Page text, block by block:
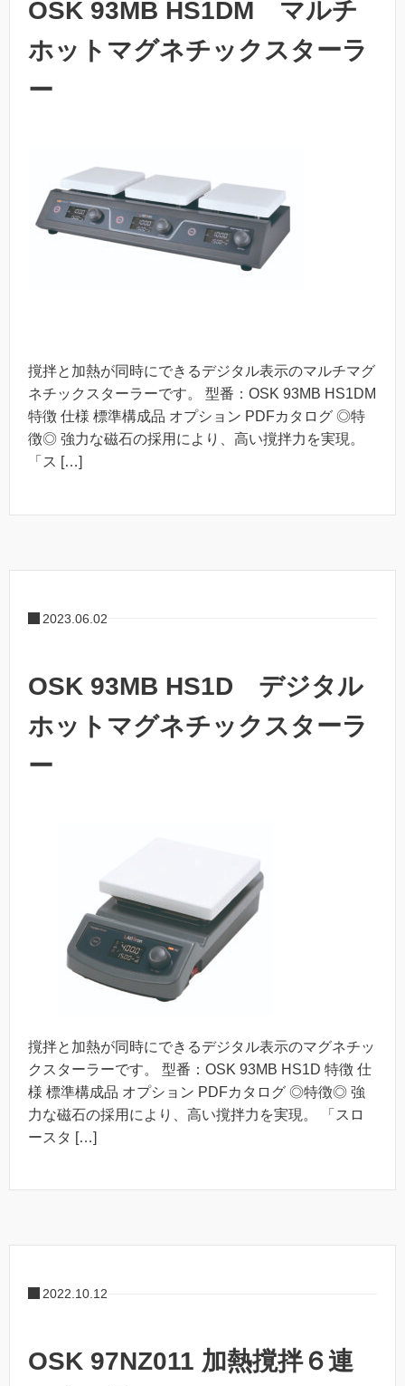
OSK 93MB HS1DM マルチ
ホットマグネチックスターラ
ー
撹拌と加熱が同時にできるデジタル表示のマルチマグ
ネチックスターラーです。 型番：OSK 93MB HS1DM
特徴 仕様 標準構成品 オプション PDFカタログ ◎特
徴◎ 強力な磁石の採用により、高い撹拌力を実現。
「ス […]
2023.06.02
OSK 93MB HS1D デジタル
ホットマグネチックスターラ
ー
撹拌と加熱が同時にできるデジタル表示のマグネチッ
クスターラーです。 型番：OSK 93MB HS1D 特徴 仕
様 標準構成品 オプション PDFカタログ ◎特徴◎ 強
力な磁石の採用により、高い撹拌力を実現。 「スロ
ースタ […]
2022.10.12
OSK 97NZ011 加熱撹拌６連